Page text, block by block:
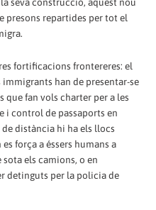
presons repartides per tot el
fortificacions frontereres: el
han de presentar-se
que fan vols charter per a les
i control de passaports en
distància hi ha els llocs
força a éssers humans a
sota els camions, o en
detinguts per la policia de